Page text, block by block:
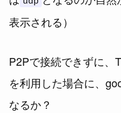
表示される）
P2Pで接続できずに、
を利用した場合に、
なるか？